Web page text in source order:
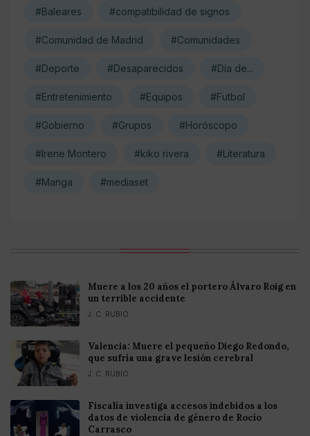
#Baleares #compatibilidad de signos
#Comunidad de Madrid #Comunidades
#Deporte #Desaparecidos #Día de...
#Entretenimiento #Equipos #Futbol
#Gobierno #Grupos #Horóscopo
#Irene Montero #kiko rivera #Literatura
#Manga #mediaset
Muere a los 20 años el portero Álvaro Roig en
un terrible accidente
J. C. RUBIO
Valencia: Muere el pequeño Diego Redondo,
que sufría una grave lesión cerebral
J. C. RUBIO
Fiscalía investiga accesos indebidos a los
datos de violencia de género de Rocío
Carrasco